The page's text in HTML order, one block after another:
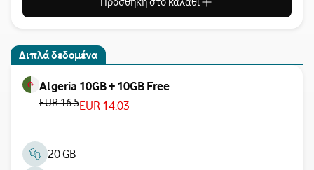
Διπλά δεδομένα
Algeria 10GB + 10GB Free
EUR 16.5EUR 14.03
20 GB